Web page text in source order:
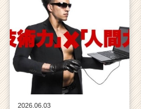
2026.06.03